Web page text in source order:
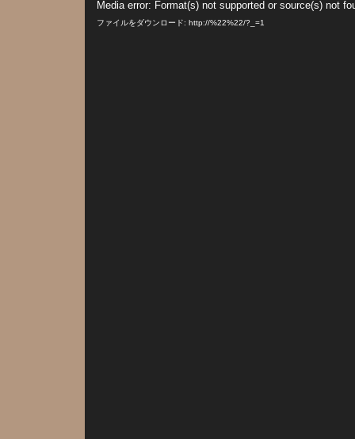
Media error: Format(s) not supported or source(s) not
ファイルをダウンロード: http://%22%22/?_=1